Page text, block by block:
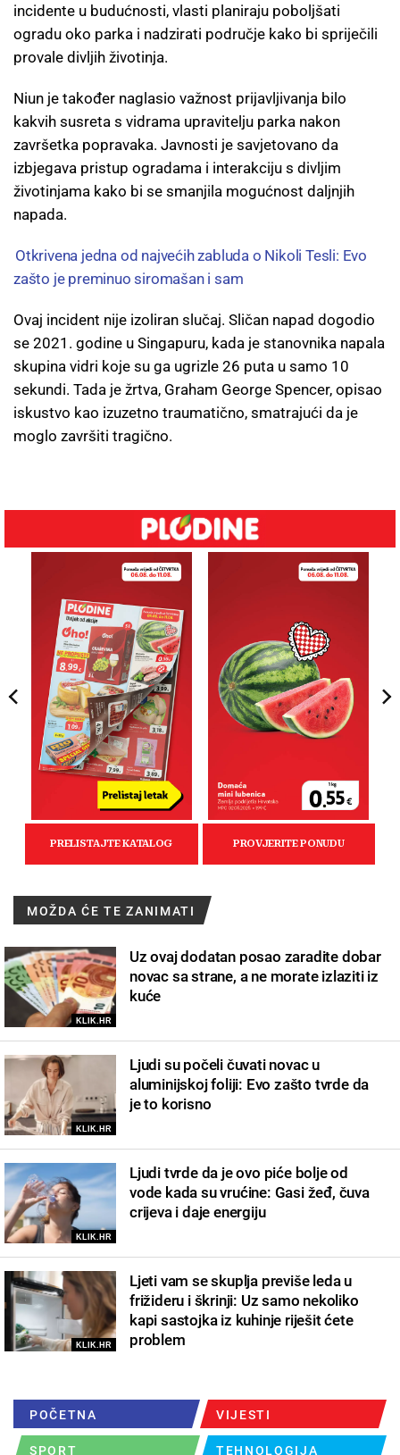
incidente u budućnosti, vlasti planiraju poboljšati
ogradu oko parka i nadzirati područje kako bi spriječili
provale divljih životinja.
Niun je također naglasio važnost prijavljivanja bilo
kakvih susreta s vidrama upravitelju parka nakon
završetka popravaka. Javnosti je savjetovano da
izbjegava pristup ogradama i interakciju s divljim
životinjama kako bi se smanjila mogućnost daljnjih
napada.
Otkrivena jedna od najvećih zabluda o Nikoli Tesli: Evo
zašto je preminuo siromašan i sam
Ovaj incident nije izoliran slučaj. Sličan napad dogodio
se 2021. godine u Singapuru, kada je stanovnika napala
skupina vidri koje su ga ugrizle 26 puta u samo 10
sekundi. Tada je žrtva, Graham George Spencer, opisao
iskustvo kao izuzetno traumatično, smatrajući da je
moglo završiti tragično.
MOŽDA ĆE TE ZANIMATI
KLIK.HR
Uz ovaj dodatan posao zaradite dobar
novac sa strane, a ne morate izlaziti iz
kuće
KLIK.HR
Ljudi su počeli čuvati novac u
aluminijskoj foliji: Evo zašto tvrde da
je to korisno
KLIK.HR
Ljudi tvrde da je ovo piće bolje od
vode kada su vrućine: Gasi žeđ, čuva
crijeva i daje energiju
KLIK.HR
Ljeti vam se skuplja previše leda u
frižideru i škrinji: Uz samo nekoliko
kapi sastojka iz kuhinje riješit ćete
problem
POČETNA VIJESTI
SPORT TEHNOLOGIJA